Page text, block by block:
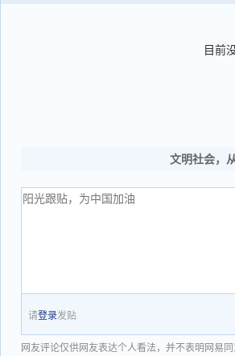
目前
文明社会，
请登录发贴
网友评论仅供网友表达个人看法，并不表明网易